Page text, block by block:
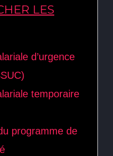
LES
d’urgence
temporaire
programme de